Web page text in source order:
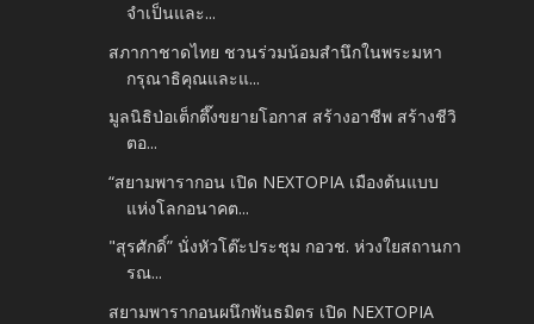
จำเป็นและ...
สภากาชาดไทย ชวนร่วมน้อมสำนึกในพระมหา
กรุณาธิคุณและแ...
มูลนิธิป่อเต็กตึ๊งขยายโอกาส สร้างอาชีพ สร้างชีวิ
ตอ...
“สยามพารากอน เปิด NEXTOPIA เมืองต้นแบบ
แห่งโลกอนาคต...
"สุรศักดิ์” นั่งหัวโต๊ะประชุม กอวช. ห่วงใยสถานกา
รณ...
สยามพารากอนผนึกพันธมิตร เปิด NEXTOPIA